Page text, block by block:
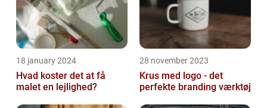
18 january 2024
Hvad koster det at få
malet en lejlighed?
28 november 2023
Krus med logo - det
perfekte branding værktøj